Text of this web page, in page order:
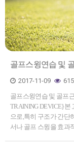
골프스윙연습 및
2017-11-09
골프스윙연습 및 골프
TRAINING DEVICE}본
으로,특히 구조가 간단
서나 골프 스윙을 효과